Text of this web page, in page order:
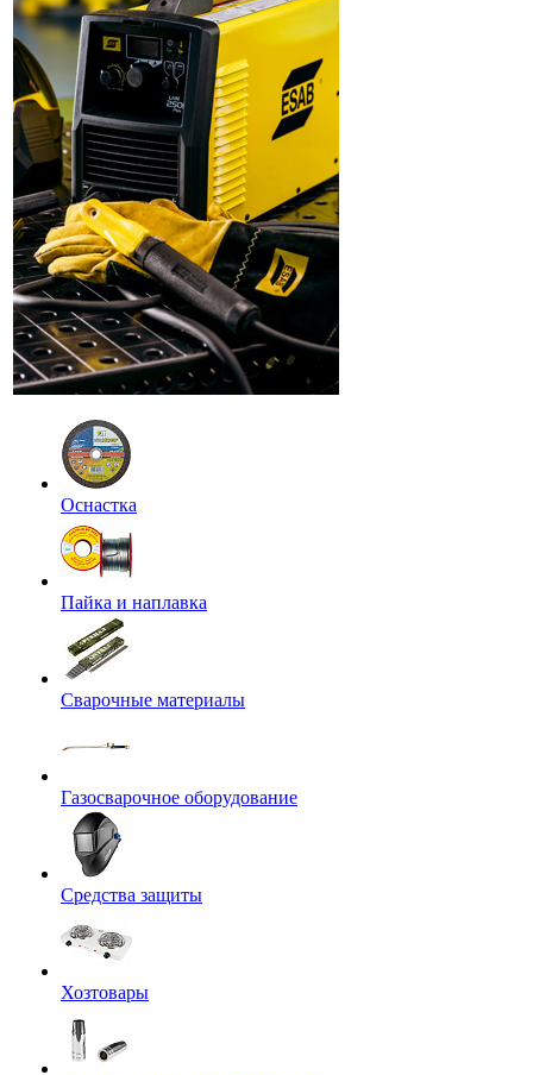
Оснастка
Пайка и наплавка
Сварочные материалы
Газосварочное оборудование
Средства защиты
Хозтовары